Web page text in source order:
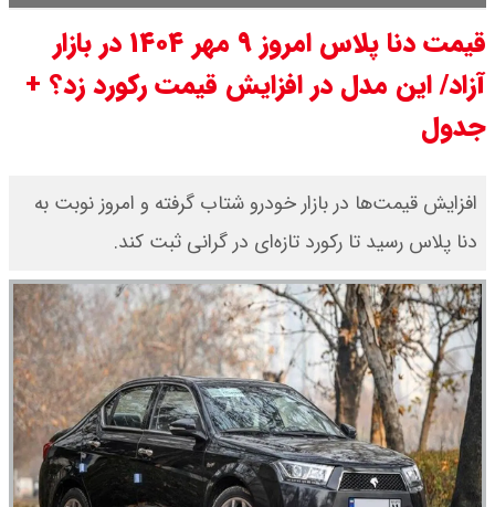
قیمت دنا پلاس امروز ۹ مهر ۱۴۰۴ در بازار
آزاد/ این مدل در افزایش قیمت رکورد زد؟ +
جدول
افزایش قیمت‌ها در بازار خودرو شتاب گرفته و امروز نوبت به
دنا پلاس رسید تا رکورد تازه‌ای در گرانی ثبت کند.